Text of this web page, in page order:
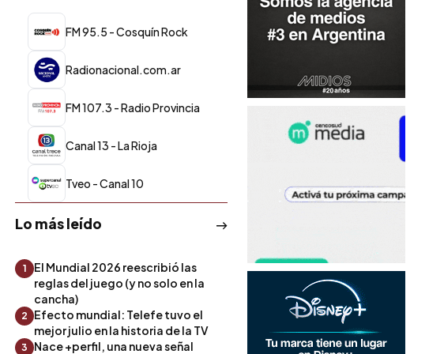
FM 95.5 - Cosquín Rock
Radionacional.com.ar
FM 107.3 - Radio Provincia
Canal 13 - La Rioja
Tveo - Canal 10
Lo más leído
1
El Mundial 2026 reescribió las
reglas del juego (y no solo en la
cancha)
2
Efecto mundial: Telefe tuvo el
mejor julio en la historia de la TV
3
Nace +perfil, una nueva señal